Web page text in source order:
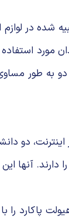
در لوازم
مورد
دو به طور
برای مثال در سال 2011 بعد از
كه هنوز رمز عبور پیش فرض
وسیله شركت هیولت